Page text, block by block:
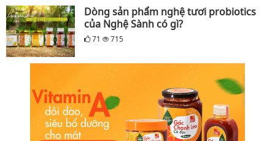
Dòng sản phẩm nghệ tươi probiotics
của Nghệ Sành có gì?
71 715